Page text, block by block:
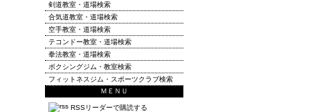
剣道教室・道場検索
合気道教室・道場検索
空手教室・道場検索
テコンドー教室・道場検索
拳法教室・道場検索
ボクシングジム・教室検索
フィットネスジム・スポーツクラブ検索
ＭＥＮＵ
RSSリーダーで購読する